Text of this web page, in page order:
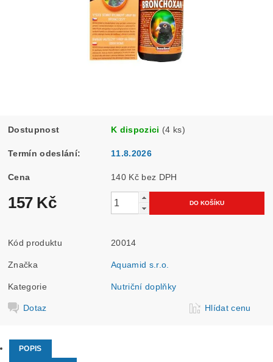
Dostupnost K dispozici (4 ks)
Termín odeslání: 11.8.2026
Cena 140 Kč bez DPH
157 Kč
Kód produktu 20014
Značka Aquamid s.r.o.
Kategorie Nutriční doplňky
Dotaz Hlídat cenu
POPIS